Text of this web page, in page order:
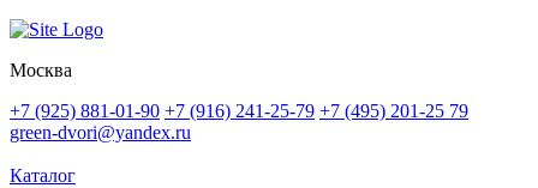
Москва
+7 (925) 881-01-90 +7 (916) 241-25-79 +7 (495) 201-25 79
green-dvori@yandex.ru
Каталог